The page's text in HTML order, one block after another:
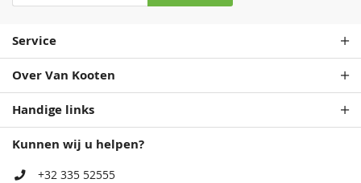
Service
Over Van Kooten
Handige links
Kunnen wij u helpen?
+32 335 52555